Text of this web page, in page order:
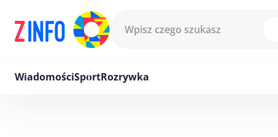
WiadomościSportRozrywka